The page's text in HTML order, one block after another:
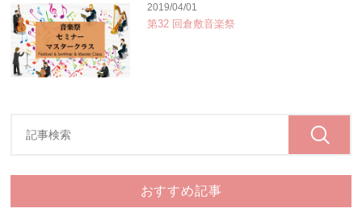
2019/04/01
第32 回倉敷音楽祭
おすすめ記事